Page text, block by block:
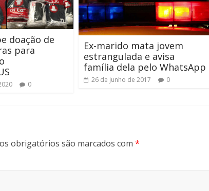
doação de
para
0
Ex-marido mata jovem
estrangulada e avisa
família dela pelo WhatsApp
26 de junho de 2017 0
obrigatórios são marcados com *